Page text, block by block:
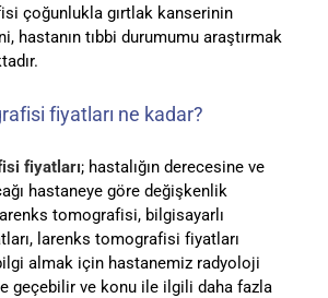
çoğunlukla gırtlak kanserinin
hastanın tıbbi durumumu araştırmak
fiyatları ne kadar?
fiyatları; hastalığın derecesine ve
hastaneye göre değişkenlik
tomografisi, bilgisayarlı
larenks tomografisi fiyatları
almak için hastanemiz radyoloji
geçebilir ve konu ile ilgili daha fazla